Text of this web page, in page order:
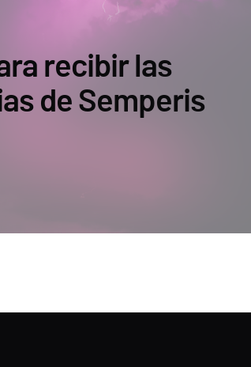
recibir las
de Semperis